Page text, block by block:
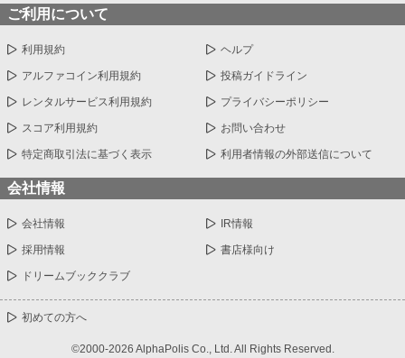
ご利用について
利用規約 ヘルプ
アルファコイン利用規約 投稿ガイドライン
レンタルサービス利用規約 プライバシーポリシー
スコア利用規約 お問い合わせ
特定商取引法に基づく表示 利用者情報の外部送信について
会社情報
会社情報 IR情報
採用情報 書店様向け
ドリームブッククラブ
初めての方へ
©2000-2026 AlphaPolis Co., Ltd. All Rights Reserved.